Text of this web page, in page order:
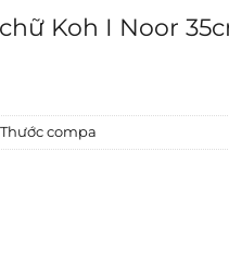
Koh I Noor
Thước compa